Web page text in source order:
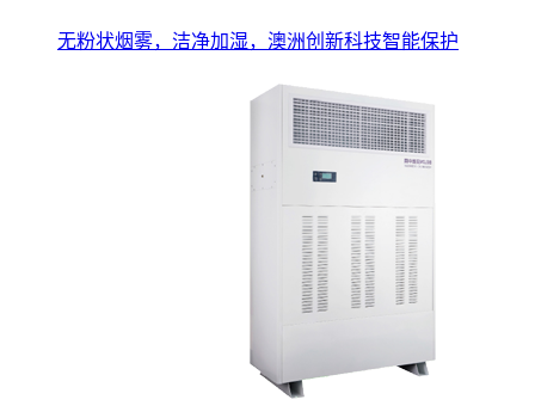
无粉状烟雾，洁净加湿，澳洲创新科技智能保护